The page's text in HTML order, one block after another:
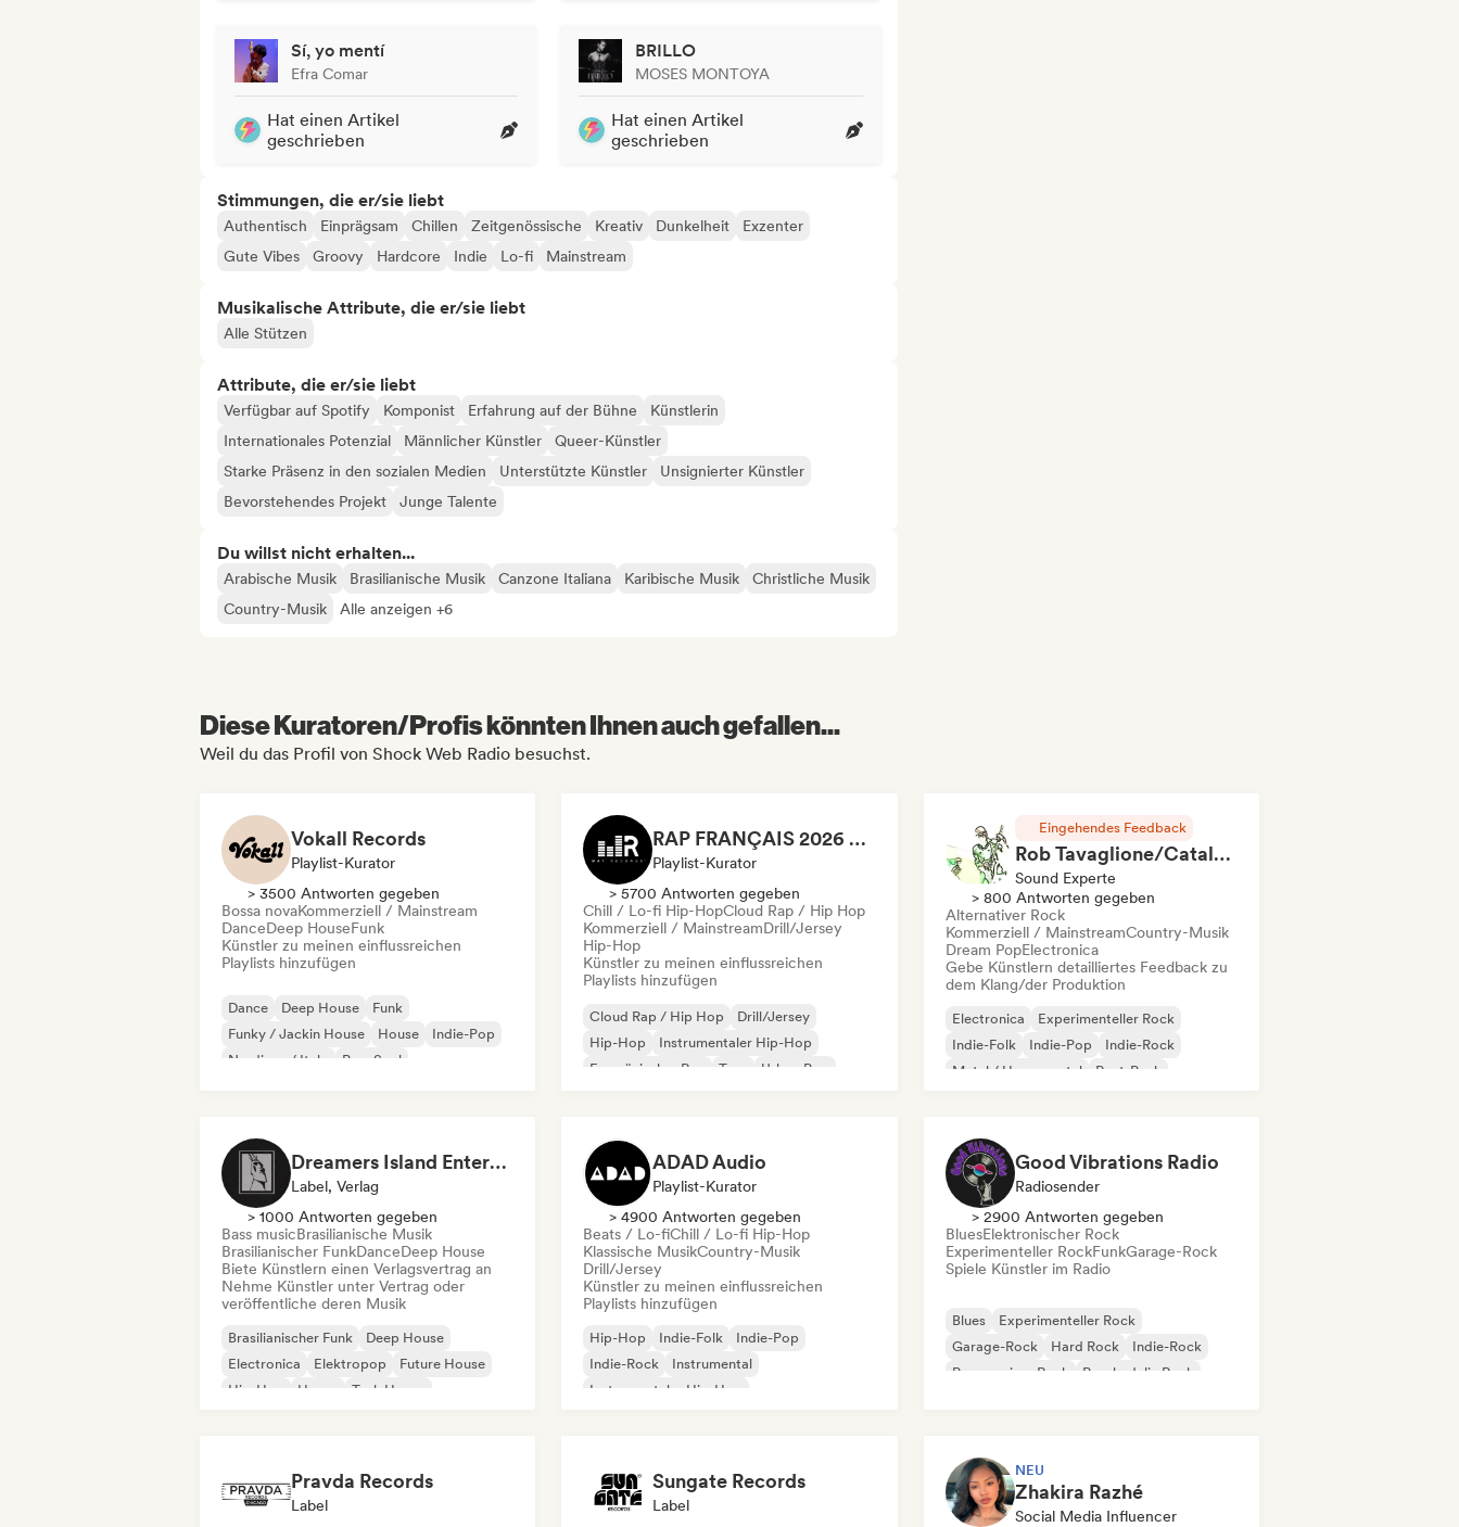
Sí, yo mentí
Efra Comar
Hat einen Artikel
geschrieben
BRILLO
MOSES MONTOYA
Hat einen Artikel
geschrieben
Stimmungen, die er/sie liebt
Authentisch Einprägsam Chillen Zeitgenössische Kreativ Dunkelheit
Exzenter
Gute Vibes
Groovy Hardcore Indie Lo-fi Mainstream
Musikalische Attribute, die er/sie liebt
Alle Stützen
Attribute, die er/sie liebt
Verfügbar auf Spotify Komponist Erfahrung auf der Bühne
Künstlerin
Internationales Potenzial
Männlicher Künstler
Queer-Künstler
Starke Präsenz in den sozialen Medien
Unterstützte Künstler
Unsignierter Künstler
Bevorstehendes Projekt
Junge Talente
Du willst nicht erhalten...
Arabische Musik Brasilianische Musik Canzone Italiana Karibische Musik
Christliche Musik
Country-Musik
Alle anzeigen +6
Diese Kuratoren/Profis könnten Ihnen auch gefallen...
Weil du das Profil von Shock Web Radio besuchst.
Vokall Records
Playlist-Kurator
> 3500 Antworten gegeben
Bossa novaKommerziell / Mainstream
DanceDeep HouseFunk
Künstler zu meinen einflussreichen
Playlists hinzufügen
Dance Deep House
Funk
Funky / Jackin House
House
Indie-Pop
Nu-disco / Italo
Pop-Soul
RAP FRANÇAIS 2026 🔥🇫🇷 (Way Records)
Playlist-Kurator
> 5700 Antworten gegeben
Chill / Lo-fi Hip-HopCloud Rap / Hip Hop
Kommerziell / MainstreamDrill/Jersey
Hip-Hop
Künstler zu meinen einflussreichen
Playlists hinzufügen
Cloud Rap / Hip Hop
Drill/Jersey
Hip-Hop
Instrumentaler Hip-Hop
Französischer Rap
Trap
Urban Pop
Eingehendes Feedback
Rob Tavaglione/Catalyst Recording
Sound Experte
> 800 Antworten gegeben
Alternativer Rock
Kommerziell / MainstreamCountry-Musik
Dream PopElectronica
Gebe Künstlern detailliertes Feedback zu
dem Klang/der Produktion
Electronica
Experimenteller Rock
Indie-Folk
Indie-Pop
Indie-Rock
Metal / Heavy metal
Post-Punk
Dreamers Island Entertainment
Label, Verlag
> 1000 Antworten gegeben
Bass musicBrasilianische Musik
Brasilianischer FunkDanceDeep House
Biete Künstlern einen Verlagsvertrag an
Nehme Künstler unter Vertrag oder
veröffentliche deren Musik
Brasilianischer Funk
Deep House
Electronica
Elektropop
Future House
Hip-Hop
House Tech House
ADAD Audio
Playlist-Kurator
> 4900 Antworten gegeben
Beats / Lo-fiChill / Lo-fi Hip-Hop
Klassische MusikCountry-Musik
Drill/Jersey
Künstler zu meinen einflussreichen
Playlists hinzufügen
Hip-Hop Indie-Folk
Indie-Pop
Indie-Rock
Instrumental
Instrumentaler Hip-Hop
Good Vibrations Radio
Radiosender
> 2900 Antworten gegeben
BluesElektronischer Rock
Experimenteller RockFunkGarage-Rock
Spiele Künstler im Radio
Blues
Experimenteller Rock
Garage-Rock
Hard Rock
Indie-Rock
Progressiver Rock
Psychedelic Rock
Pravda Records
Label
Sungate Records
Label
NEU
Zhakira Razhé
Social Media Influencer